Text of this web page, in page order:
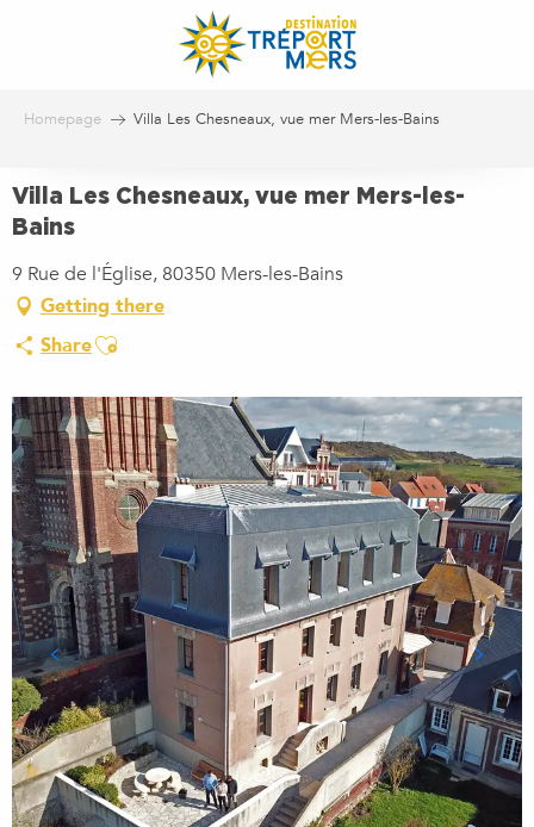
Homepage Villa Les Chesneaux, vue mer Mers-les-Bains
Villa Les Chesneaux, vue mer Mers-les-
Bains
9 Rue de l'Église, 80350 Mers-les-Bains
Getting there
ShareAjouter aux favoris